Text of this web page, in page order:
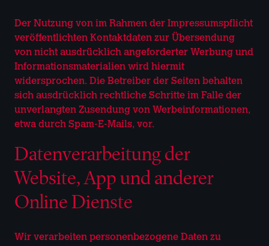
Der Nutzung von im Rahmen der Impressumspflicht
veröffentlichten Kontaktdaten zur Übersendung
von nicht ausdrücklich angeforderter Werbung und
Informationsmaterialien wird hiermit
widersprochen. Die Betreiber der Seiten behalten
sich ausdrücklich rechtliche Schritte im Falle der
unverlangten Zusendung von Werbeinformationen,
etwa durch Spam-E-Mails, vor.
Datenverarbeitung der
Website, App und anderer
Online Dienste
Wir verarbeiten personenbezogene Daten zu